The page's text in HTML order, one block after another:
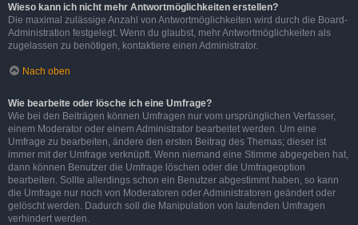
Wieso kann ich nicht mehr Antwortmöglichkeiten erstellen?
Die maximal zulässige Anzahl von Antwortmöglichkeiten wird durch die Board-
Administration festgelegt. Wenn du glaubst, mehr Antwortmöglichkeiten als
zugelassen zu benötigen, kontaktiere einen Administrator.
Nach oben
Wie bearbeite oder lösche ich eine Umfrage?
Wie bei den Beiträgen können Umfragen nur vom ursprünglichen Verfasser,
einem Moderator oder einem Administrator bearbeitet werden. Um eine
Umfrage zu bearbeiten, ändere den ersten Beitrag des Themas; dieser ist
immer mit der Umfrage verknüpft. Wenn niemand eine Stimme abgegeben hat,
dann können Benutzer die Umfrage löschen oder die Umfrageoption
bearbeiten. Sollte allerdings schon ein Benutzer abgestimmt haben, so kann
die Umfrage nur noch von Moderatoren oder Administratoren geändert oder
gelöscht werden. Dadurch soll die Manipulation von laufenden Umfragen
verhindert werden.